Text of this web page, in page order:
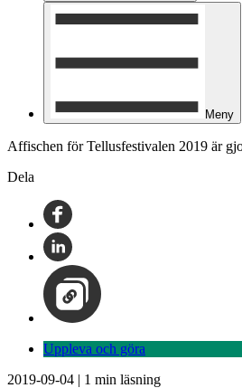
Meny
Affischen för Tellusfestivalen 2019 är
Dela
Uppleva och göra
2019-09-04 | 1 min läsning